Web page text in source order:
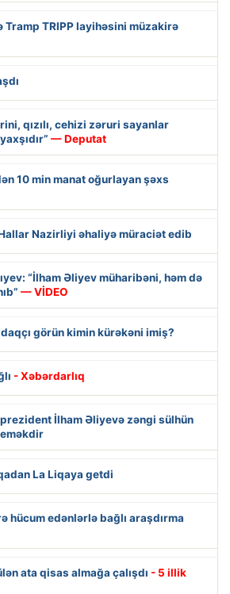
Tramp TRIPP layihəsini müzakirə
qızılı, cehizi zəruri sayanlar
— Deputat
10 min manat oğurlayan şəxs
Nazirliyi əhaliyə müraciət edib
“İlham Əliyev müharibəni, həm də
— VİDEO
görün kimin kürəkəni imiş?
- Xəbərdarlıq
prezident İlham Əliyevə zəngi sülhün
La Liqaya getdi
hücum edənlərlə bağlı araşdırma
ata qisas almağa çalışdı - 5 illik